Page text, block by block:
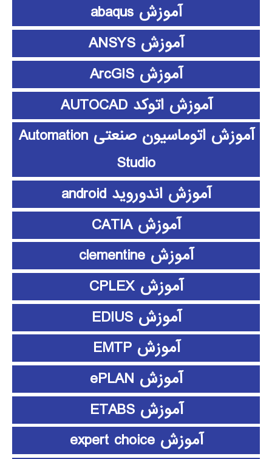
آموزش abaqus
آموزش ANSYS
آموزش ArcGIS
آموزش اتوکد AUTOCAD
آموزش اتوماسیون صنعتی Automation
Studio
آموزش اندوروید android
آموزش CATIA
آموزش clementine
آموزش CPLEX
آموزش EDIUS
آموزش EMTP
آموزش ePLAN
آموزش ETABS
آموزش expert choice